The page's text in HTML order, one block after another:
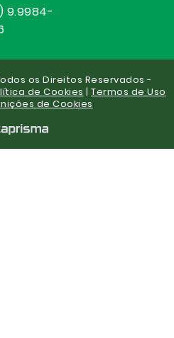
9.9984-
os Direitos Reservados -
de Cookies |Termos de Uso
de Cookies